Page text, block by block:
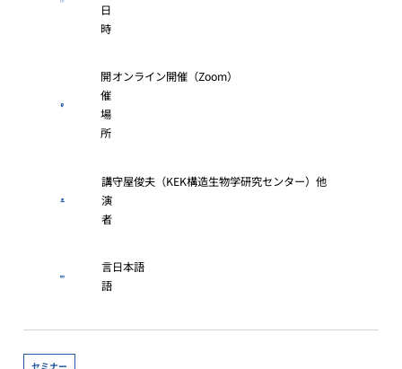
日
時
開
催
場
所
オンライン開催（Zoom）
講
演
者
守屋俊夫（KEK構造生物学研究センター）他
言
語
日本語
セミナー